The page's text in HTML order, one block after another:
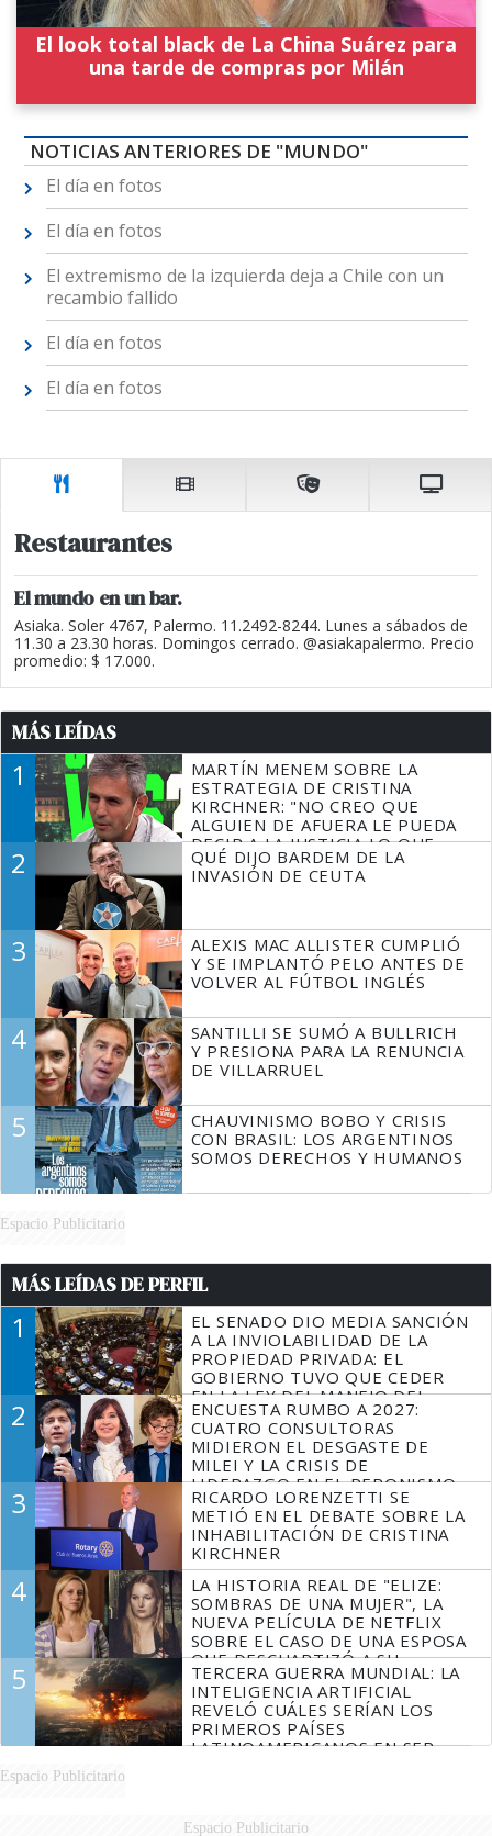
El look total black de La China Suárez para
una tarde de compras por Milán
NOTICIAS ANTERIORES DE "MUNDO"
El día en fotos
El día en fotos
El extremismo de la izquierda deja a Chile con un
recambio fallido
El día en fotos
El día en fotos
Restaurantes
El mundo en un bar.
Asiaka. Soler 4767, Palermo. 11.2492-8244. Lunes a sábados de
11.30 a 23.30 horas. Domingos cerrado. @asiakapalermo. Precio
promedio: $ 17.000.
MÁS LEÍDAS
1
MARTÍN MENEM SOBRE LA
ESTRATEGIA DE CRISTINA
KIRCHNER: "NO CREO QUE
ALGUIEN DE AFUERA LE PUEDA
DECIR A LA JUSTICIA LO QUE
TIENE QUE HACER"
2
QUÉ DIJO BARDEM DE LA
INVASIÓN DE CEUTA
3
ALEXIS MAC ALLISTER CUMPLIÓ
Y SE IMPLANTÓ PELO ANTES DE
VOLVER AL FÚTBOL INGLÉS
4
SANTILLI SE SUMÓ A BULLRICH
Y PRESIONA PARA LA RENUNCIA
DE VILLARRUEL
5
CHAUVINISMO BOBO Y CRISIS
CON BRASIL: LOS ARGENTINOS
SOMOS DERECHOS Y HUMANOS
Espacio Publicitario
MÁS LEÍDAS DE PERFIL
1
EL SENADO DIO MEDIA SANCIÓN
A LA INVIOLABILIDAD DE LA
PROPIEDAD PRIVADA: EL
GOBIERNO TUVO QUE CEDER
EN LA LEY DEL MANEJO DEL
FUEGO
2
ENCUESTA RUMBO A 2027:
CUATRO CONSULTORAS
MIDIERON EL DESGASTE DE
MILEI Y LA CRISIS DE
LIDERAZGO EN EL PERONISMO
3
RICARDO LORENZETTI SE
METIÓ EN EL DEBATE SOBRE LA
INHABILITACIÓN DE CRISTINA
KIRCHNER
4
LA HISTORIA REAL DE "ELIZE:
SOMBRAS DE UNA MUJER", LA
NUEVA PELÍCULA DE NETFLIX
SOBRE EL CASO DE UNA ESPOSA
QUE DESCUARTIZÓ A SU
MARIDO
5
TERCERA GUERRA MUNDIAL: LA
INTELIGENCIA ARTIFICIAL
REVELÓ CUÁLES SERÍAN LOS
PRIMEROS PAÍSES
LATINOAMERICANOS EN SER
Espacio Publicitario
Espacio Publicitario